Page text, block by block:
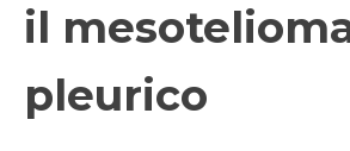
il
pleurico